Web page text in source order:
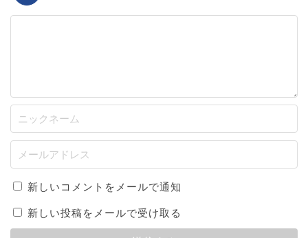
新しいコメントをメールで通知
新しい投稿をメールで受け取る